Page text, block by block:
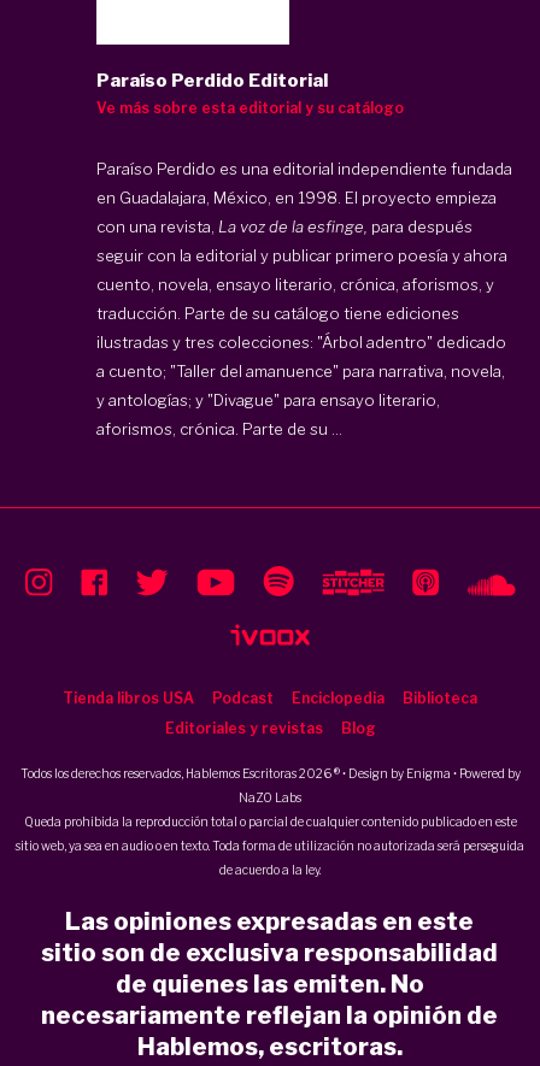
Paraíso Perdido Editorial
Ve más sobre esta editorial y su catálogo
Paraíso Perdido es una editorial independiente fundada
en Guadalajara, México, en 1998. El proyecto empieza
con una revista, La voz de la esfinge, para después
seguir con la editorial y publicar primero poesía y ahora
cuento, novela, ensayo literario, crónica, aforismos, y
traducción. Parte de su catálogo tiene ediciones
ilustradas y tres colecciones: "Árbol adentro" dedicado
a cuento; "Taller del amanuence" para narrativa, novela,
y antologías; y "Divague" para ensayo literario,
aforismos, crónica. Parte de su ...
Tienda libros USA Podcast Enciclopedia
Biblioteca
Editoriales y revistas
Blog
Todos los derechos reservados, Hablemos Escritoras 2026 ® • Design by Enigma • Powered by
NaZO Labs
Queda prohibida la reproducción total o parcial de cualquier contenido publicado en este
sitio web, ya sea en audio o en texto. Toda forma de utilización no autorizada será perseguida
de acuerdo a la ley.
Las opiniones expresadas en este
sitio son de exclusiva responsabilidad
de quienes las emiten. No
necesariamente reflejan la opinión de
Hablemos, escritoras.